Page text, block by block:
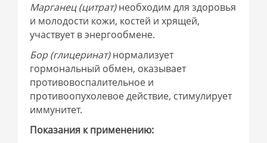
Марганец (цитрат)необходим для здоровья
и молодости кожи, костей и хрящей,
участвует в энергообмене.
Бор (глицеринат)нормализует
гормональный обмен, оказывает
противовоспалительное и
противоопухолевое действие, стимулирует
иммунитет.
Показания к применению: